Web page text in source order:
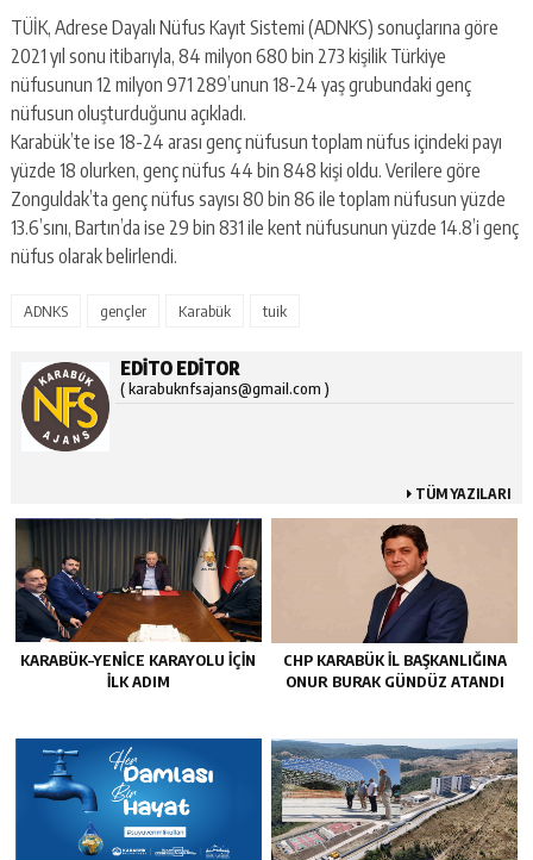
TÜİK, Adrese Dayalı Nüfus Kayıt Sistemi (ADNKS) sonuçlarına göre
2021 yıl sonu itibarıyla, 84 milyon 680 bin 273 kişilik Türkiye
nüfusunun 12 milyon 971 289’unun 18-24 yaş grubundaki genç
nüfusun oluşturduğunu açıkladı.
Karabük’te ise 18-24 arası genç nüfusun toplam nüfus içindeki payı
yüzde 18 olurken, genç nüfus 44 bin 848 kişi oldu. Verilere göre
Zonguldak’ta genç nüfus sayısı 80 bin 86 ile toplam nüfusun yüzde
13.6’sını, Bartın’da ise 29 bin 831 ile kent nüfusunun yüzde 14.8’i genç
nüfus olarak belirlendi.
ADNKS gençler Karabük tuik
EDITO EDITOR
( karabuknfsajans@gmail.com )
TÜM YAZILARI
KARABÜK–YENİCE KARAYOLU İÇİN
İLK ADIM
CHP KARABÜK İL BAŞKANLIĞINA
ONUR BURAK GÜNDÜZ ATANDI